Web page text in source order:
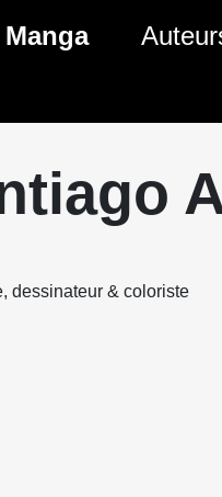
Manga
Genres Manga
dessinateur & coloriste